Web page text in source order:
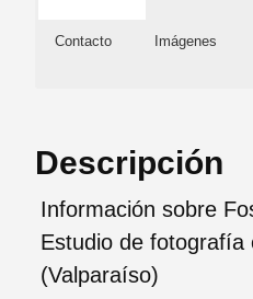
Contacto Imágenes
Descripción
Información sobre
Estudio de fotografía
(Valparaíso)